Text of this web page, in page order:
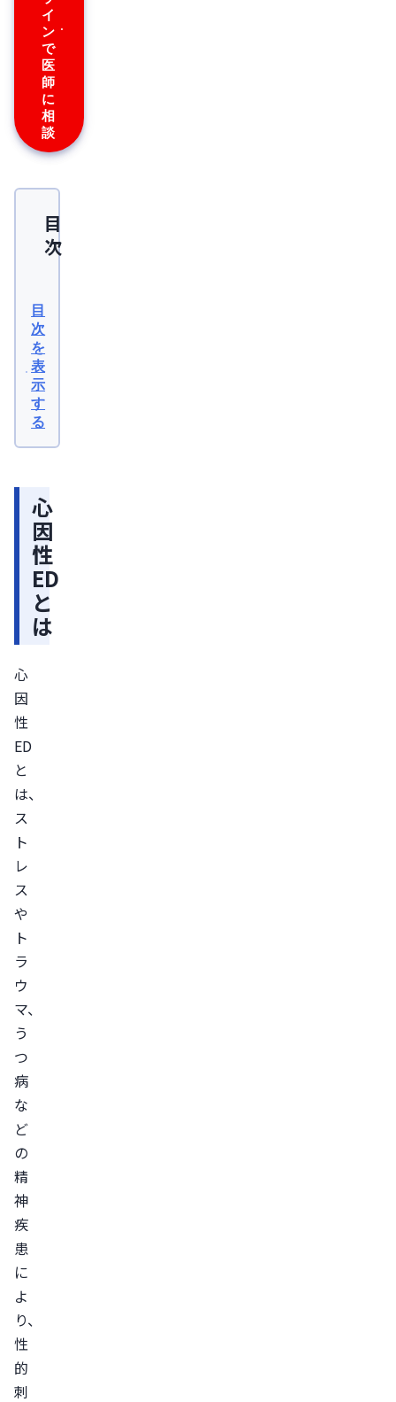
イ
ン
で
医
師
に
相
談
目
次
目
次
を
表
示
す
る
心
因
性
ED
と
は
心
因
性
ED
と
は、
ス
ト
レ
ス
や
ト
ラ
ウ
マ、
う
つ
病
な
ど
の
精
神
疾
患
に
よ
り、
性
的
刺